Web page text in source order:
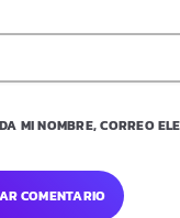
MI NOMBRE, CORREO